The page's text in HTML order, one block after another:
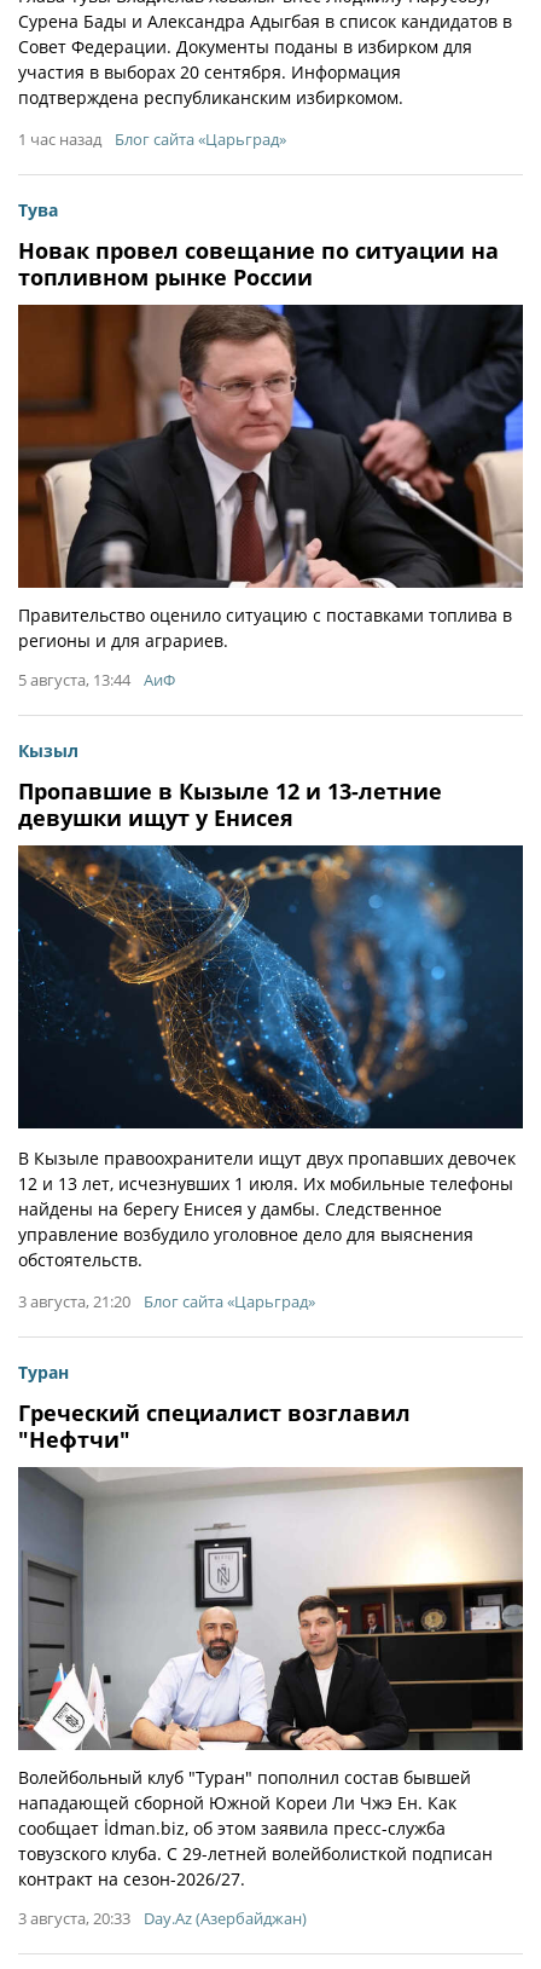
Сурена Бады и Александра Адыгбая в список кандидатов в
Совет Федерации. Документы поданы в избирком для
участия в выборах 20 сентября. Информация
подтверждена республиканским избиркомом.
1 час назад Блог сайта «Царьград»
Тува
Новак провел совещание по ситуации на
топливном рынке России
Правительство оценило ситуацию с поставками топлива в
регионы и для аграриев.
5 августа, 13:44 АиФ
Кызыл
Пропавшие в Кызыле 12 и 13-летние
девушки ищут у Енисея
В Кызыле правоохранители ищут двух пропавших девочек
12 и 13 лет, исчезнувших 1 июля. Их мобильные телефоны
найдены на берегу Енисея у дамбы. Следственное
управление возбудило уголовное дело для выяснения
обстоятельств.
3 августа, 21:20 Блог сайта «Царьград»
Туран
Греческий специалист возглавил
"Нефтчи"
Волейбольный клуб "Туран" пополнил состав бывшей
нападающей сборной Южной Кореи Ли Чжэ Ен. Как
сообщает İdman.biz, об этом заявила пресс-служба
товузского клуба. С 29-летней волейболисткой подписан
контракт на сезон-2026/27.
3 августа, 20:33 Day.Az (Азербайджан)